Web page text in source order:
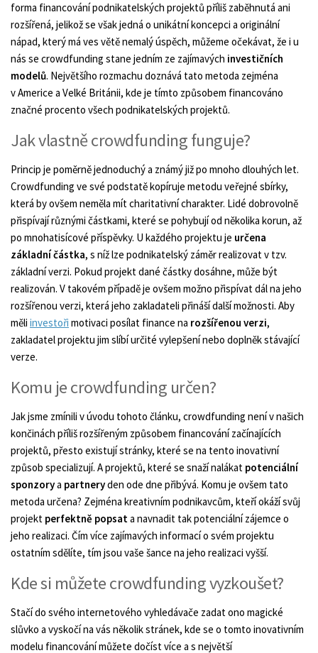
forma financování podnikatelských projektů příliš zaběhnutá ani
rozšířená, jelikož se však jedná o unikátní koncepci a originální
nápad, který má ves větě nemalý úspěch, můžeme očekávat, že i u
nás se crowdfunding stane jedním ze zajímavých investičních
modelů. Největšího rozmachu doznává tato metoda zejména
v Americe a Velké Británii, kde je tímto způsobem financováno
značné procento všech podnikatelských projektů.
Jak vlastně crowdfunding funguje?
Princip je poměrně jednoduchý a známý již po mnoho dlouhých let.
Crowdfunding ve své podstatě kopíruje metodu veřejné sbírky,
která by ovšem neměla mít charitativní charakter. Lidé dobrovolně
přispívají různými částkami, které se pohybují od několika korun, až
po mnohatisícové příspěvky. U každého projektu je určena
základní částka, s níž lze podnikatelský záměr realizovat v tzv.
základní verzi. Pokud projekt dané částky dosáhne, může být
realizován. V takovém případě je ovšem možno přispívat dál na jeho
rozšířenou verzi, která jeho zakladateli přináší další možnosti. Aby
měli investoři motivaci posílat finance na rozšířenou verzi,
zakladatel projektu jim slíbí určité vylepšení nebo doplněk stávající
verze.
Komu je crowdfunding určen?
Jak jsme zmínili v úvodu tohoto článku, crowdfunding není v našich
končinách příliš rozšířeným způsobem financování začínajících
projektů, přesto existují stránky, které se na tento inovativní
způsob specializují. A projektů, které se snaží nalákat potenciální
sponzorya partneryden ode dne přibývá. Komu je ovšem tato
metoda určena? Zejména kreativním podnikavcům, kteří okáží svůj
projekt perfektně popsata navnadit tak potenciální zájemce o
jeho realizaci. Čím více zajímavých informací o svém projektu
ostatním sdělíte, tím jsou vaše šance na jeho realizaci vyšší.
Kde si můžete crowdfunding vyzkoušet?
Stačí do svého internetového vyhledávače zadat ono magické
slůvko a vyskočí na vás několik stránek, kde se o tomto inovativním
modelu financování můžete dočíst více a s největší